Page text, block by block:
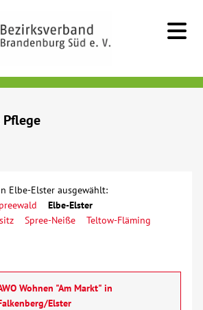
Elbe-Elster ausgewählt:
Elbe-Elster
Spree-Neiße Teltow-Fläming
Wohnen "Am Markt" in
Elster